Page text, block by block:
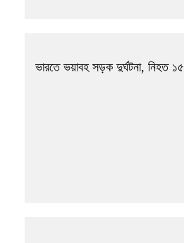
ভারতে ভয়াবহ সড়ক দুর্ঘটনা, নিহত ১৫